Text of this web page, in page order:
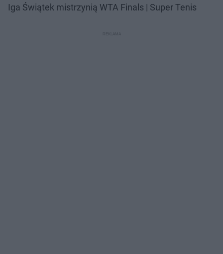
Iga Świątek mistrzynią WTA Finals | Super Tenis